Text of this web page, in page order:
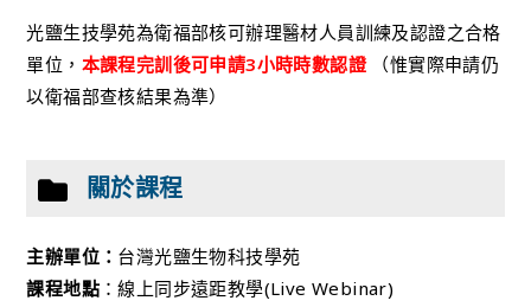
光鹽生技學苑為衛福部核可辦理醫材人員訓練及認證之合格
單位， 本課程完訓後可申請3小時時數認證（惟實際申請仍
以衛福部查核結果為準）
關於課程
主辦單位： 台灣光鹽生物科技學苑
課程地點 ：線上同步遠距教學(Live Webinar)